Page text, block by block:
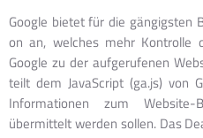
Google bietet für die gängigsten
on an, welches mehr Kontrolle
Google zu der aufgerufenen
teilt dem JavaScript (ga.js) von
Informationen zum
übermittelt werden sollen. Das